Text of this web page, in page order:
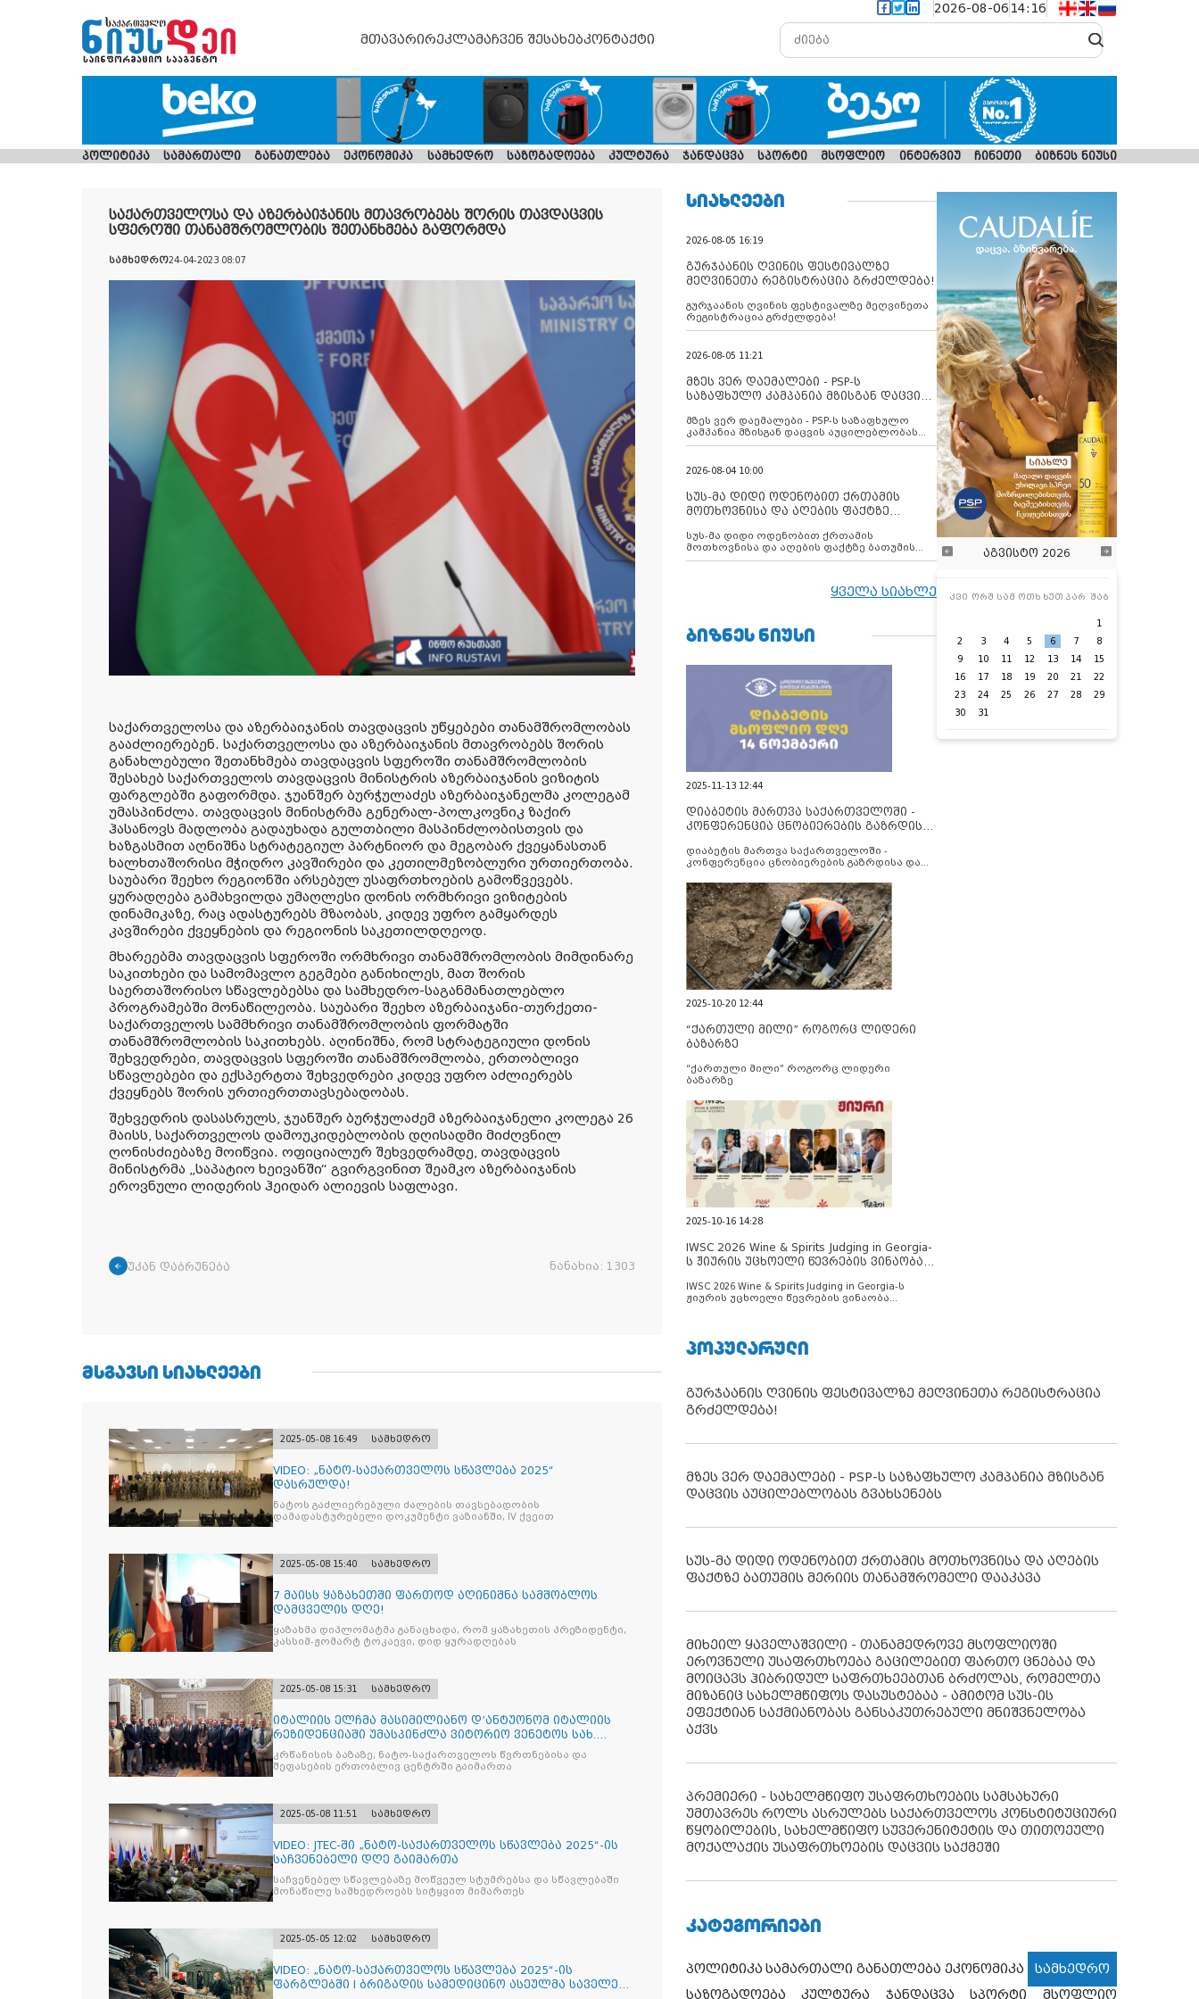
2026-08-06 14:16
მთავარირეკლამაჩვენ შესახებკონტაქტი
პოლიტიკა სამართალი განათლება ეკონომიკა სამხედრო საზოგადოება კულტურა ჯანდაცვა სპორტი მსოფლიო ინტერვიუ ჩინეთი ბიზნეს ნიუსი
საქართველოსა და აზერბაიჯანის მთავრობებს შორის თავდაცვის
სფეროში თანამშრომლობის შეთანხმება გაფორმდა
სამხედრო24-04-2023 08:07
საქართველოსა და აზერბაიჯანის თავდაცვის უწყებები თანამშრომლობას
გააძლიერებენ. საქართველოსა და აზერბაიჯანის მთავრობებს შორის
განახლებული შეთანხმება თავდაცვის სფეროში თანამშრომლობის
შესახებ საქართველოს თავდაცვის მინისტრის აზერბაიჯანის ვიზიტის
ფარგლებში გაფორმდა. ჯუანშერ ბურჭულაძეს აზერბაიჯანელმა კოლეგამ
უმასპინძლა. თავდაცვის მინისტრმა გენერალ-პოლკოვნიკ ზაქირ
ჰასანოვს მადლობა გადაუხადა გულთბილი მასპინძლობისთვის და
ხაზგასმით აღნიშნა სტრატეგიულ პარტნიორ და მეგობარ ქვეყანასთან
ხალხთაშორისი მჭიდრო კავშირები და კეთილმეზობლური ურთიერთობა.
საუბარი შეეხო რეგიონში არსებულ უსაფრთხოების გამოწვევებს.
ყურადღება გამახვილდა უმაღლესი დონის ორმხრივი ვიზიტების
დინამიკაზე, რაც ადასტურებს მზაობას, კიდევ უფრო გამყარდეს
კავშირები ქვეყნების და რეგიონის საკეთილდღეოდ.
მხარეებმა თავდაცვის სფეროში ორმხრივი თანამშრომლობის მიმდინარე
საკითხები და სამომავლო გეგმები განიხილეს, მათ შორის
საერთაშორისო სწავლებებსა და სამხედრო-საგანმანათლებლო
პროგრამებში მონაწილეობა. საუბარი შეეხო აზერბაიჯანი-თურქეთი-
საქართველოს სამმხრივი თანამშრომლობის ფორმატში
თანამშრომლობის საკითხებს. აღინიშნა, რომ სტრატეგიული დონის
შეხვედრები, თავდაცვის სფეროში თანამშრომლობა, ერთობლივი
სწავლებები და ექსპერტთა შეხვედრები კიდევ უფრო აძლიერებს
ქვეყნებს შორის ურთიერთთავსებადობას.
შეხვედრის დასასრულს, ჯუანშერ ბურჭულაძემ აზერბაიჯანელი კოლეგა 26
მაისს, საქართველოს დამოუკიდებლობის დღისადმი მიძღვნილ
ღონისძიებაზე მოიწვია. ოფიციალურ შეხვედრამდე, თავდაცვის
მინისტრმა „საპატიო ხეივანში“ გვირგვინით შეამკო აზერბაიჯანის
ეროვნული ლიდერის ჰეიდარ ალიევის საფლავი.
უკან დაბრუნება ნანახია: 1303
ᲛᲡᲒᲐᲕᲡᲘ ᲡᲘᲐᲮᲚᲔᲔᲑᲘ
2025-05-08 16:49 სამხედრო
VIDEO: „ნატო-საქართველოს სწავლება 2025“
დასრულდა!
ნატოს გაძლიერებული ძალების თავსებადობის
დამადასტურებელი დოკუმენტი ვაზიანში, IV ქვეით
2025-05-08 15:40 სამხედრო
7 მაისს ყაზახეთში ფართოდ აღინიშნა სამშობლოს
დამცველის დღე!
ყაზახმა დიპლომატმა განაცხადა, რომ ყაზახეთის პრეზიდენტი,
კასსიმ-ჟომარტ ტოკაევი, დიდ ყურადღებას
2025-05-08 15:31 სამხედრო
იტალიის ელჩმა მასიმილიანო დ’ანტუონომ იტალიის
რეზიდენციაში უმასპინძლა ვიტორიო ვენეტოს სახ.
დივიზიის ს
კრწანისის ბაზაზე, ნატო-საქართველოს წვრთნებისა და
შეფასების ერთობლივ ცენტრში გაიმართა
2025-05-08 11:51 სამხედრო
VIDEO: JTEC-ში „ნატო-საქართველოს სწავლება 2025“-ის
საჩვენებელი დღე გაიმართა
საჩვენებელ სწავლებაზე მოწვეულ სტუმრებსა და სწავლებაში
მონაწილე სამხედროებს სიტყვით მიმართეს
2025-05-05 12:02 სამხედრო
VIDEO: „ნატო-საქართველოს სწავლება 2025“-ის
ფარგლებში I ბრიგადის სამედიცინო ასეულმა საველე
ᲡᲘᲐᲮᲚᲔᲔᲑᲘ
2026-08-05 16:19
გურჯაანის ღვინის ფესტივალზე
მეღვინეთა რეგისტრაცია გრძელდება!
გურჯაანის ღვინის ფესტივალზე მეღვინეთა
რეგისტრაცია გრძელდება!
2026-08-05 11:21
მზეს ვერ დაემალები - PSP-ს
საზაფხულო კამპანია მზისგან დაცვის
მზეს ვერ დაემალები - PSP-ს საზაფხულო
კამპანია მზისგან დაცვის აუცილებლობას
გვახსენებს
2026-08-04 10:00
სუს-მა დიდი ოდენობით ქრთამის
მოთხოვნისა და აღების ფაქტზე
დააკავა
სუს-მა დიდი ოდენობით ქრთამის
მოთხოვნისა და აღების ფაქტზე ბათუმის
მერიის თანამშრომელი დააკავა
ყველა სიახლე
ᲑᲘᲖᲜᲔᲡ ᲜᲘᲣᲡᲘ
2025-11-13 12:44
დიაბეტის მართვა საქართველოში -
კონფერენცია ცნობიერების გაზრდისა
დიაბეტის მართვა საქართველოში -
კონფერენცია ცნობიერების გაზრდისა და
2025-10-20 12:44
“ქართული მილი” როგორც ლიდერი
ბაზარზე
“ქართული მილი” როგორც ლიდერი
ბაზარზე
2025-10-16 14:28
IWSC 2026 Wine & Spirits Judging in Georgia-
ს ჟიურის უცხოელი წევრების ვინაობა
IWSC 2026 Wine & Spirits Judging in Georgia-ს
ჟიურის უცხოელი წევრების ვინაობა
აგვისტო 2026
კვი ორშ სამ ოთხ ხუთ პარ შაბ
1
2
3 4 5 6 7
8
9
10 11 12 13 14
15
16
17 18 19 20 21
22
23
24 25 26 27 28
29
30
31
ᲞᲝᲞᲣᲚᲐᲠᲣᲚᲘ
გურჯაანის ღვინის ფესტივალზე მეღვინეთა რეგისტრაცია
გრძელდება!
მზეს ვერ დაემალები - PSP-ს საზაფხულო კამპანია მზისგან
დაცვის აუცილებლობას გვახსენებს
სუს-მა დიდი ოდენობით ქრთამის მოთხოვნისა და აღების
ფაქტზე ბათუმის მერიის თანამშრომელი დააკავა
მიხეილ ყაველაშვილი - თანამედროვე მსოფლიოში
ეროვნული უსაფრთხოება გაცილებით ფართო ცნებაა და
მოიცავს ჰიბრიდულ საფრთხეებთან ბრძოლას, რომელთა
მიზანიც სახელმწიფოს დასუსტებაა - ამიტომ სუს-ის
ეფექტიან საქმიანობას განსაკუთრებული მნიშვნელობა
აქვს
პრემიერი - სახელმწიფო უსაფრთხოების სამსახური
უმთავრეს როლს ასრულებს საქართველოს კონსტიტუციური
წყობილების, სახელმწიფო სუვერენიტეტის და თითოეული
მოქალაქის უსაფრთხოების დაცვის საქმეში
ᲙᲐᲢᲔᲒᲝᲠᲘᲔᲑᲘ
პოლიტიკა სამართალი განათლება ეკონომიკა
სამხედრო
საზოგადოება
კულტურა ჯანდაცვა სპორტი მსოფლიო